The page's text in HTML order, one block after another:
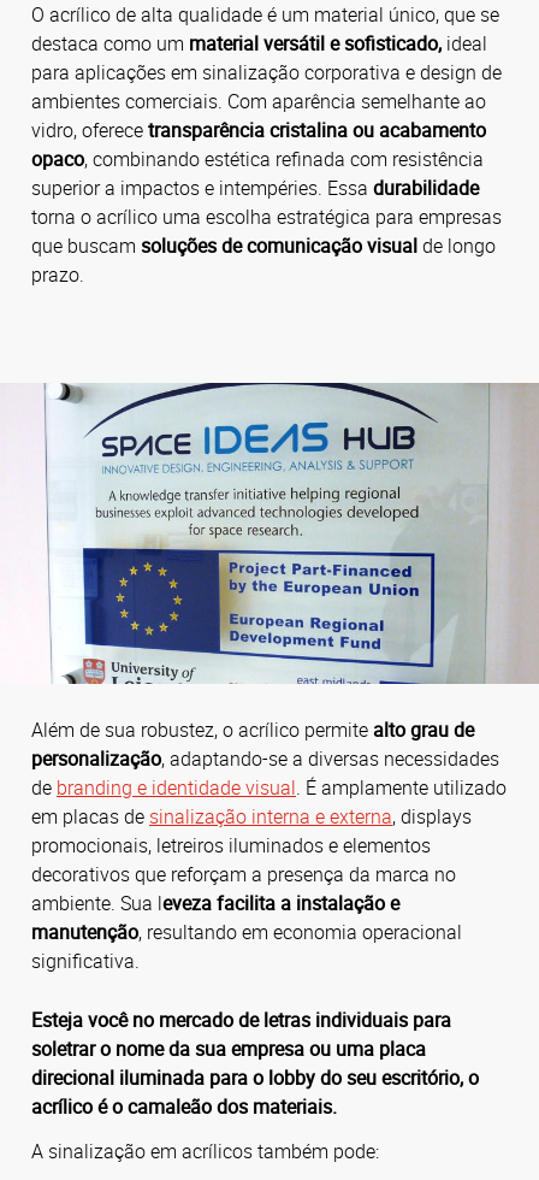
O acrílico de alta qualidade é um material único, que se
destaca como um material versátil e sofisticado, ideal
para aplicações em sinalização corporativa e design de
ambientes comerciais. Com aparência semelhante ao
vidro, oferecetransparência cristalina ou acabamento
opaco, combinando estética refinada com resistência
superior a impactos e intempéries. Essa durabilidade
torna o acrílico uma escolha estratégica para empresas
que buscam soluções de comunicação visualde longo
prazo.
Além de sua robustez, o acrílico permitealto grau de
personalização, adaptando-se a diversas necessidades
de branding e identidade visual. É amplamente utilizado
em placas de sinalização interna e externa, displays
promocionais, letreiros iluminados e elementos
decorativos que reforçam a presença da marca no
ambiente. Sua leveza facilita a instalação e
manutenção, resultando em economia operacional
significativa.
Esteja você no mercado de letras individuais para
soletrar o nome da sua empresa ou uma placa
direcional iluminada para o lobby do seu escritório, o
acrílico é o camaleão dos materiais.
A sinalização em acrílicos também pode: